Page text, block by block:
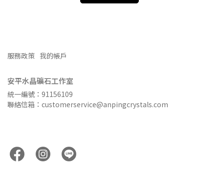
服務政策 我的帳戶
安平水晶礦石工作室
統一編號：91156109
聯絡信箱：customerservice@anpingcrystals.com